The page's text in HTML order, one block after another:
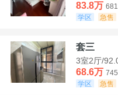
83.8万
学区
急售
套三
3室2厅/
68.6万
学区
急售